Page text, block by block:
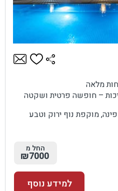
– חופשה פרטית ושקטה
מוקפת נוף ירוק וטבע
החל מ
₪7000
למידע נוסף